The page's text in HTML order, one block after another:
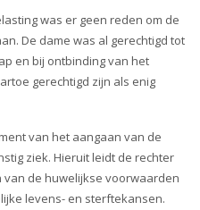
was er geen reden om de
De dame was al gerechtigd tot
en bij ontbinding van het
gerechtigd zijn als enig
van het aangaan van de
ziek. Hieruit leidt de rechter
de huwelijkse voorwaarden
levens- en sterftekansen.